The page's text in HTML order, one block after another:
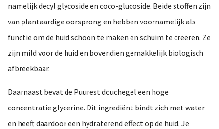
namelijk decyl glycoside en coco-glucoside. Beide stoffen zijn
van plantaardige oorsprong en hebben voornamelijk als
functie om de huid schoon te maken en schuim te creëren. Ze
zijn mild voor de huid en bovendien gemakkelijk biologisch
afbreekbaar.
Daarnaast bevat de Puurest douchegel een hoge
concentratie glycerine. Dit ingrediënt bindt zich met water
en heeft daardoor een hydraterend effect op de huid. Je